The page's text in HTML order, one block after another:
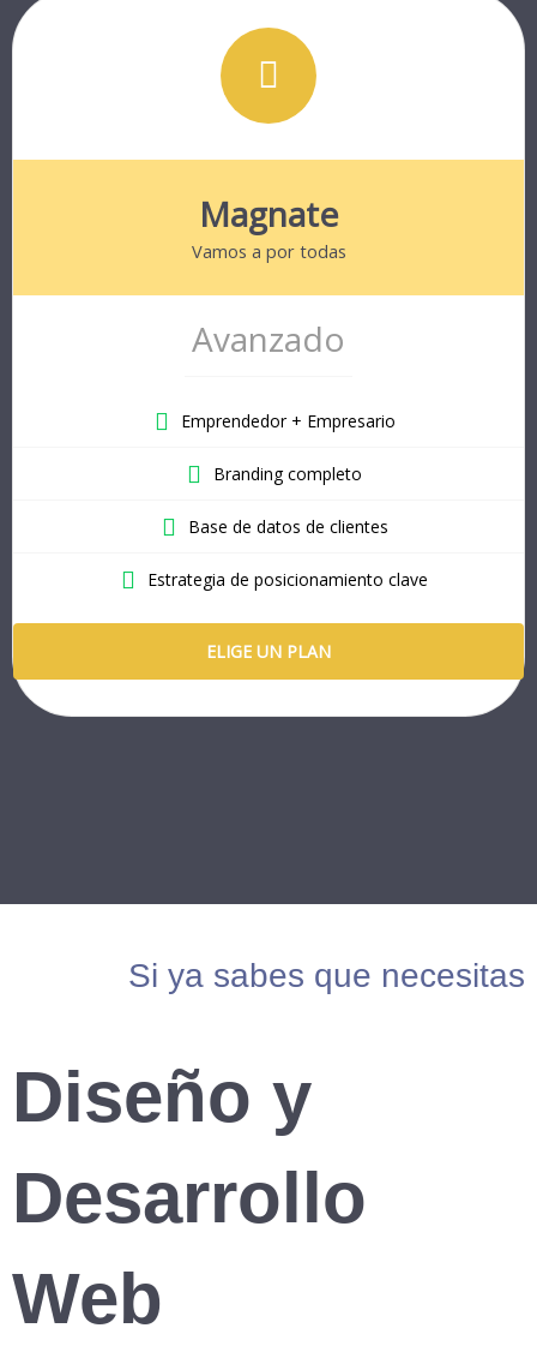
Magnate
Vamos a por todas
Avanzado
Emprendedor + Empresario
Branding completo
Base de datos de clientes
Estrategia de posicionamiento clave
ELIGE UN PLAN
Si ya sabes que necesitas
Diseño y
Desarrollo
Web